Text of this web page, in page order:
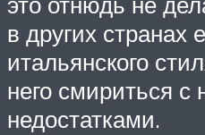
в других странах
итальянского
него смириться с
недостатками.